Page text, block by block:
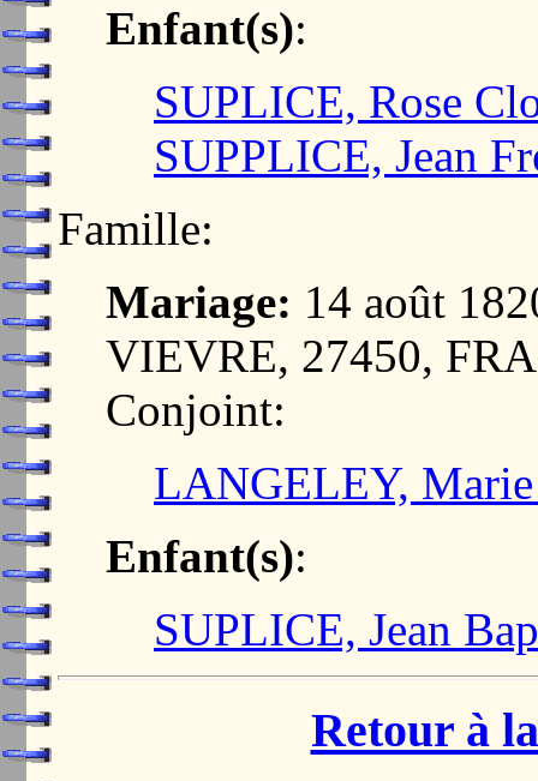
Enfant(s):
SUPLICE, Rose
SUPPLICE, Jean
Famille:
Mariage: 14 août
VIEVRE, 27450,
Conjoint:
LANGELEY,
Enfant(s):
SUPLICE, Jean
Retour à